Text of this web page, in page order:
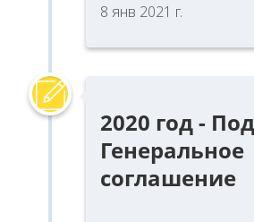
8 янв 2021 г.
2020 год -
Генеральное
соглашение